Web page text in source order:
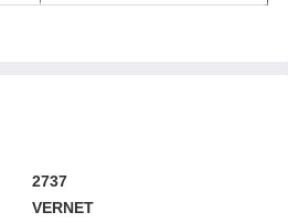
2737
VERNET